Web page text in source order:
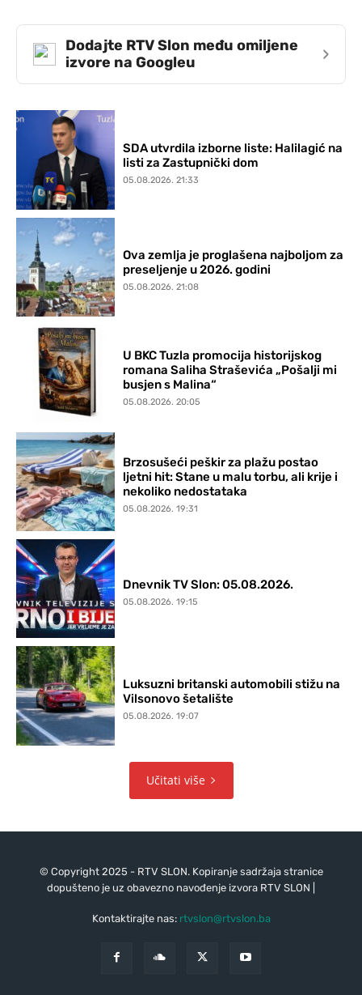
Dodajte RTV Slon među omiljene
izvore na Googleu
›
SDA utvrdila izborne liste: Halilagić na
listi za Zastupnički dom
05.08.2026. 21:33
Ova zemlja je proglašena najboljom za
preseljenje u 2026. godini
05.08.2026. 21:08
U BKC Tuzla promocija historijskog
romana Saliha Straševića „Pošalji mi
busjen s Malina“
05.08.2026. 20:05
Brzosušeći peškir za plažu postao
ljetni hit: Stane u malu torbu, ali krije i
nekoliko nedostataka
05.08.2026. 19:31
Dnevnik TV Slon: 05.08.2026.
05.08.2026. 19:15
Luksuzni britanski automobili stižu na
Vilsonovo šetalište
05.08.2026. 19:07
Učitati više
© Copyright 2025 - RTV SLON. Kopiranje sadržaja stranice
dopušteno je uz obavezno navođenje izvora RTV SLON |
Kontaktirajte nas: rtvslon@rtvslon.ba